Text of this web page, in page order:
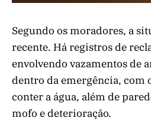
Segundo os moradores, a
recente. Há registros de
envolvendo vazamentos de
dentro da emergência, com
conter a água, além de
mofo e deterioração.